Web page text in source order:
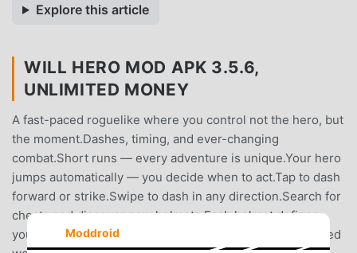
Explore this article
WILL HERO MOD APK 3.5.6,
UNLIMITED MONEY
A fast-paced roguelike where you control not the hero, but
the moment.Dashes, timing, and ever-changing
combat.Short runs — every adventure is unique.Your hero
jumps automatically — you decide when to act.Tap to dash
forward or strike.Swipe to dash in any direction.Search for
chests and discover new helmets.Each helmet defines
your combat style and weapon set.Procedurally generated
Moddroid